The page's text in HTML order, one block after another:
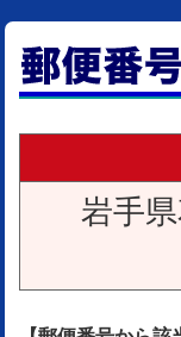
岩手